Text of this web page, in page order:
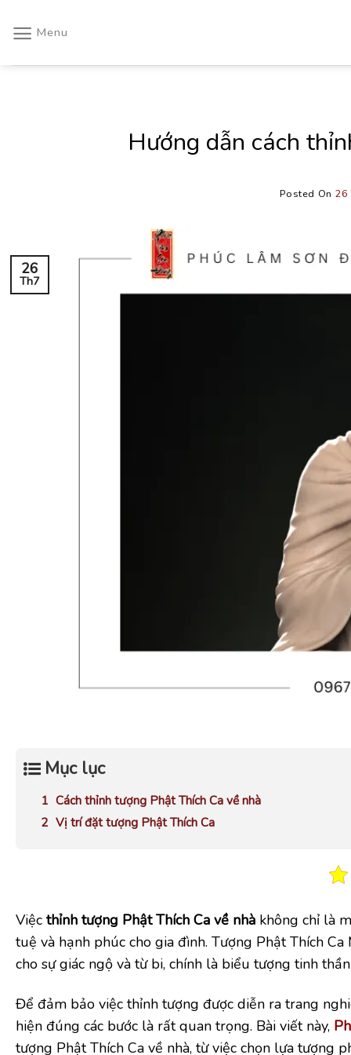
Menu
Hướng dẫn cách
Posted On 26
26
Th7
Mục lục
Cách thỉnh tượng Phật Thích Ca về nhà
Vị trí đặt tượng Phật Thích Ca
Việc thỉnh tượng Phật Thích Ca về nhà không chỉ là
tuệ và hạnh phúc cho gia đình. Tượng Phật Thích
cho sự giác ngộ và từ bi, chính là biểu tượng tinh
Để đảm bảo việc thỉnh tượng được diễn ra trang
hiện đúng các bước là rất quan trọng. Bài viết này,
tượng Phật Thích Ca về nhà, từ việc chọn lựa tượng